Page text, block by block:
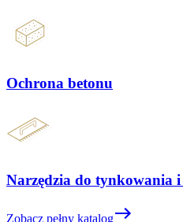
Ochrona betonu
Narzędzia do tynkowania
Zobacz pełny katalog